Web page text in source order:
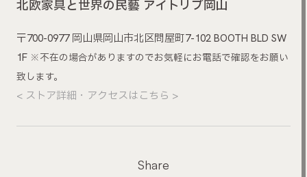
北欧家具と世界の民藝 アイトリブ岡山
〒700-0977 岡山県岡山市北区問屋町7-102 BOOTH BLD SW
1F ※不在の場合がありますのでお気軽にお電話で確認をお願い
致します。
< ストア詳細・アクセスはこちら >
Share